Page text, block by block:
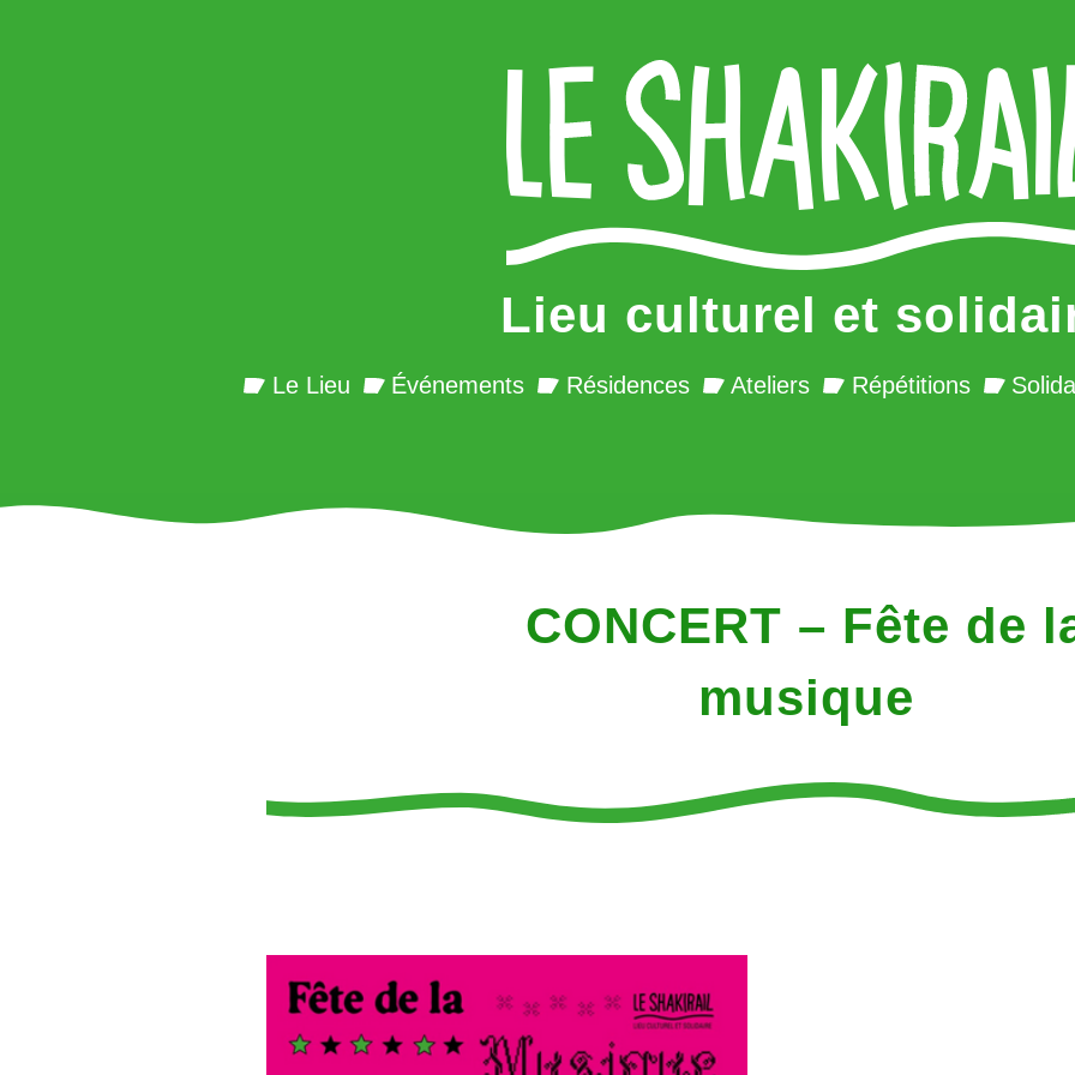
Lieu culturel et
Le Lieu Événements Résidences Ateliers Répétitions
CONCERT – Fête de
musique